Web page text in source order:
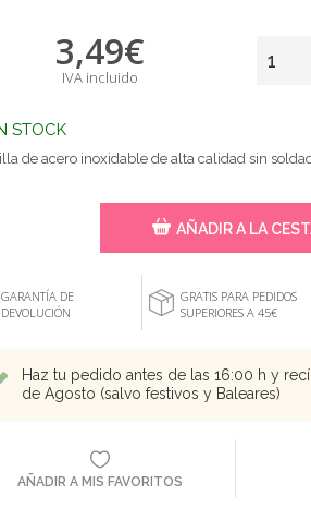
3,49€
IVA incluido
STOCK
de acero inoxidable de alta calidad sin
AÑADIR A LA
GARANTÍA DE
DEVOLUCIÓN
GRATIS PARA PEDIDOS
SUPERIORES A 45€
Haz tu pedido antes de las 16:00 h y
de Agosto (salvo festivos y Baleares)
AÑADIR A MIS FAVORITOS